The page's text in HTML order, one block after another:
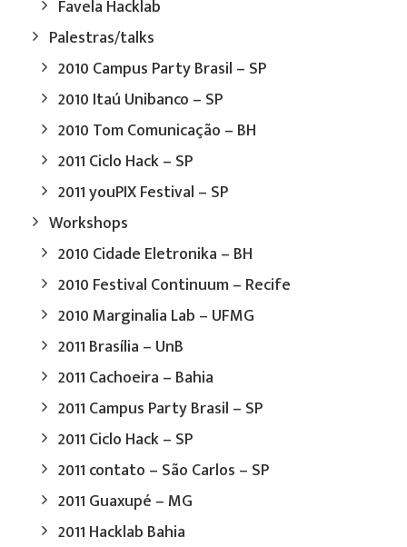
Favela Hacklab
Palestras/talks
2010 Campus Party Brasil – SP
2010 Itaú Unibanco – SP
2010 Tom Comunicação – BH
2011 Ciclo Hack – SP
2011 youPIX Festival – SP
Workshops
2010 Cidade Eletronika – BH
2010 Festival Continuum – Recife
2010 Marginalia Lab – UFMG
2011 Brasília – UnB
2011 Cachoeira – Bahia
2011 Campus Party Brasil – SP
2011 Ciclo Hack – SP
2011 contato – São Carlos – SP
2011 Guaxupé – MG
2011 Hacklab Bahia